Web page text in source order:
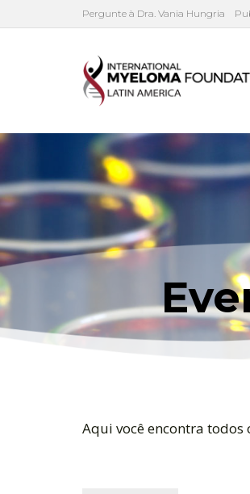
Pergunte à Dra. Vania Hungria
Aqui você encontra todos